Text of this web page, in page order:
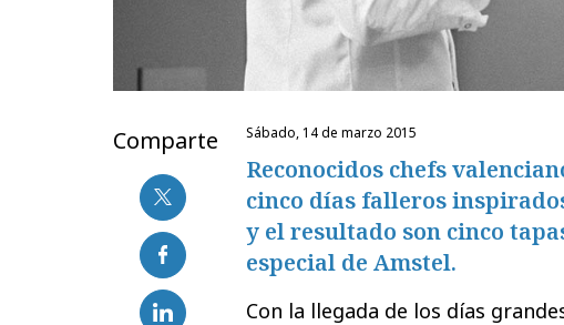
Comparte sábado, 14 de marzo 2015
Reconocidos chefs
cinco días falleros
y el resultado son cinco
especial de Amstel.
Con la llegada de los días